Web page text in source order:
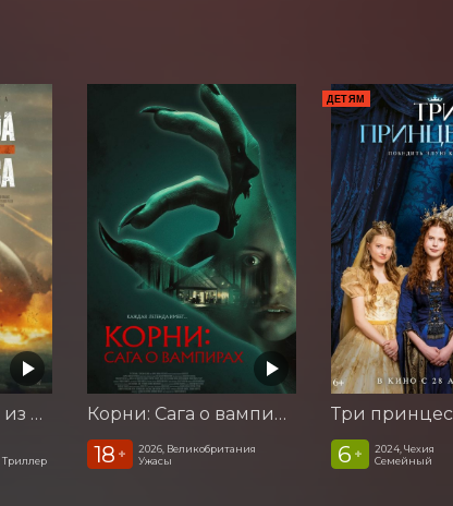
Катастрофа. Удар из космоса
Триллер
Корни: Сага о вампирах
18 +
2026, Великобритания
Ужасы
ДЕТЯМ
Три
6 +
2024, Чехия
Семейный